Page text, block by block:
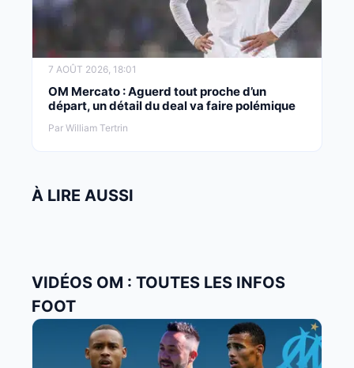
7 AOÛT 2026, 18:01
OM Mercato : Aguerd tout proche d’un
départ, un détail du deal va faire polémique
Par William Tertrin
À LIRE AUSSI
VIDÉOS OM : TOUTES LES INFOS
FOOT